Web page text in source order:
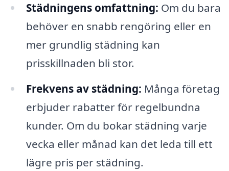
Städningens omfattning: Om du bara
behöver en snabb rengöring eller en
mer grundlig städning kan
prisskillnaden bli stor.
Frekvens av städning: Många företag
erbjuder rabatter för regelbundna
kunder. Om du bokar städning varje
vecka eller månad kan det leda till ett
lägre pris per städning.